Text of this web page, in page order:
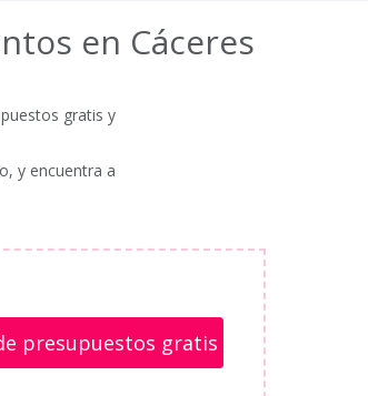
en Cáceres
gratis y
y encuentra a
presupuestos gratis